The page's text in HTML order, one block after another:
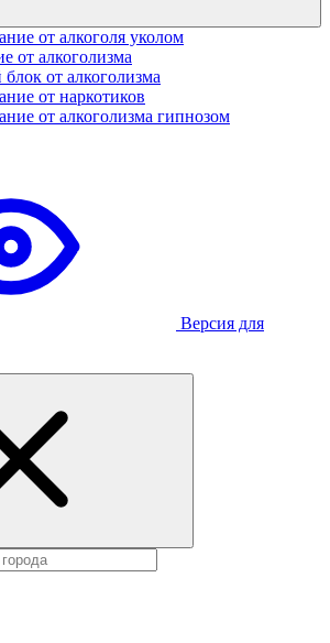
от алкоголя уколом
от алкоголизма
от алкоголизма
от наркотиков
от алкоголизма гипнозом
Версия для